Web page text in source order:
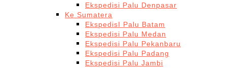
Ekspedisi Palu Denpasar
Ke Sumatera
EkspedisI Palu Batam
Ekspedisi Palu Medan
Ekspedisi Palu Pekanbaru
Ekspedisi Palu Padang
Ekspedisi Palu Jambi